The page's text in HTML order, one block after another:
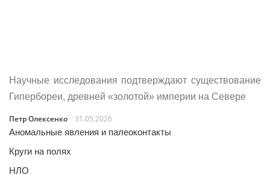
Научные исследования подтверждают существование
Гипербореи, древней «золотой» империи на Севере
Петр Олексенко
31.05.2026
Аномальные явления и палеоконтакты
Круги на полях
НЛО